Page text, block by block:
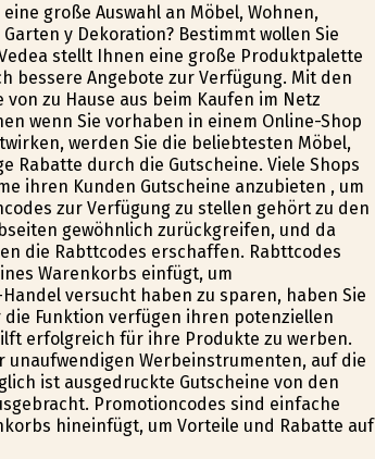
große Auswahl an Möbel, Wohnen,
y Dekoration? Bestimmt wollen Sie
stellt Ihnen eine große Produktpalette
bessere Angebote zur Verfügung. Mit den
zu Hause aus beim Kaufen im Netz
wenn Sie vorhaben in einem Online-Shop
werden Sie die beliebtesten Möbel,
Rabatte durch die Gutscheine. Viele Shops
ihren Kunden Gutscheine anzubieten , um
zur Verfügung zu stellen gehört zu den
gewöhnlich zurückgreifen, und da
die Rabttcodes erschaffen. Rabttcodes
Warenkorbs einfügt, um
versucht haben zu sparen, haben Sie
Funktion verfügen ihren potenziellen
erfolgreich für ihre Produkte zu werben.
unaufwendigen Werbeinstrumenten, auf die
ist ausgedruckte Gutscheine von den
Promotioncodes sind einfache
hineinfügt, um Vorteile und Rabatte auf